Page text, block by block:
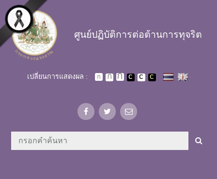
Skip to main content
ศูนย์ปฏิบัติการต่อต้านการทุจริต
เปลี่ยนการแสดงผล :